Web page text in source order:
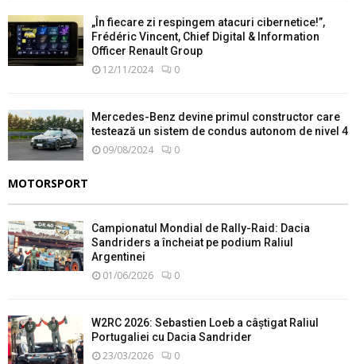
„În fiecare zi respingem atacuri cibernetice!”,
Frédéric Vincent, Chief Digital & Information
Officer Renault Group
12/11/2024 0
Mercedes-Benz devine primul constructor care
testează un sistem de condus autonom de nivel 4
09/08/2024 0
MOTORSPORT
Campionatul Mondial de Rally-Raid: Dacia
Sandriders a încheiat pe podium Raliul
Argentinei
01/06/2026 0
W2RC 2026: Sebastien Loeb a câștigat Raliul
Portugaliei cu Dacia Sandrider
23/03/2026 0